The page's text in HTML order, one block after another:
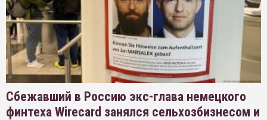
Сбежавший в Россию экс-глава немецкого
финтеха Wirecard занялся сельхозбизнесом и